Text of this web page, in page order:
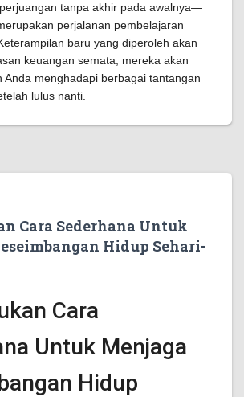
tanpa akhir pada awalnya—
perjalanan pembelajaran
baru yang diperoleh akan
keuangan semata; mereka akan
Anda menghadapi berbagai tantangan
lulus nanti.
Cara Sederhana Untuk
Hidup Sehari-
Cara
Untuk Menjaga
Hidup